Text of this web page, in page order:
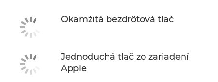
Okamžitá bezdrôtová tlač
Jednoduchá tlač zo zariadení
Apple